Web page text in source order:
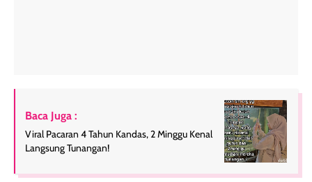
Baca Juga :
Viral Pacaran 4 Tahun Kandas, 2 Minggu Kenal
Langsung Tunangan!